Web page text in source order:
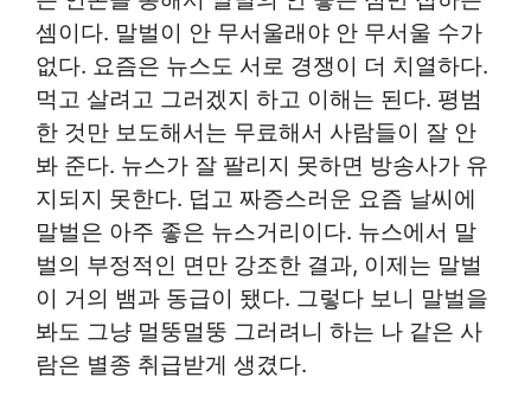
셈이다. 말벌이 안 무서울래야 안 무서울 수가
없다. 요즘은 뉴스도 서로 경쟁이 더 치열하다.
먹고 살려고 그러겠지 하고 이해는 된다. 평범
한 것만 보도해서는 무료해서 사람들이 잘 안
봐 준다. 뉴스가 잘 팔리지 못하면 방송사가 유
지되지 못한다. 덥고 짜증스러운 요즘 날씨에
말벌은 아주 좋은 뉴스거리이다. 뉴스에서 말
벌의 부정적인 면만 강조한 결과, 이제는 말벌
이 거의 뱀과 동급이 됐다. 그렇다 보니 말벌을
봐도 그냥 멀뚱멀뚱 그러려니 하는 나 같은 사
람은 별종 취급받게 생겼다.